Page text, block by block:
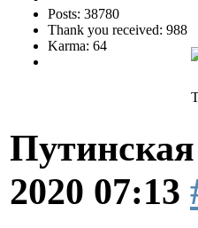
Posts: 38780
Thank you received: 988
Karma: 64
2020 07:13